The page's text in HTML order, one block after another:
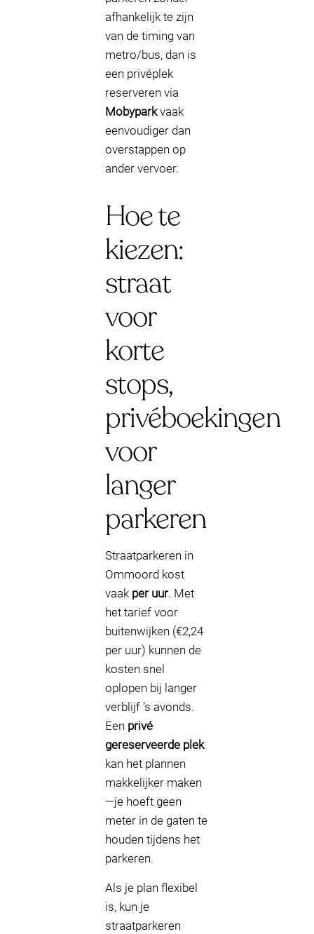
afhankelijk te zijn
van de timing van
metro/bus, dan is
een privéplek
reserveren via
Mobyparkvaak
eenvoudiger dan
overstappen op
ander vervoer.
Hoe te
kiezen:
straat
voor
korte
stops,
privéboekingen
voor
langer
parkeren
Straatparkeren in
Ommoord kost
vaak per uur. Met
het tarief voor
buitenwijken (€2,24
per uur) kunnen de
kosten snel
oplopen bij langer
verblijf ’s avonds.
Een privé
gereserveerde plek
kan het plannen
makkelijker maken
—je hoeft geen
meter in de gaten te
houden tijdens het
parkeren.
Als je plan flexibel
is, kun je
straatparkeren